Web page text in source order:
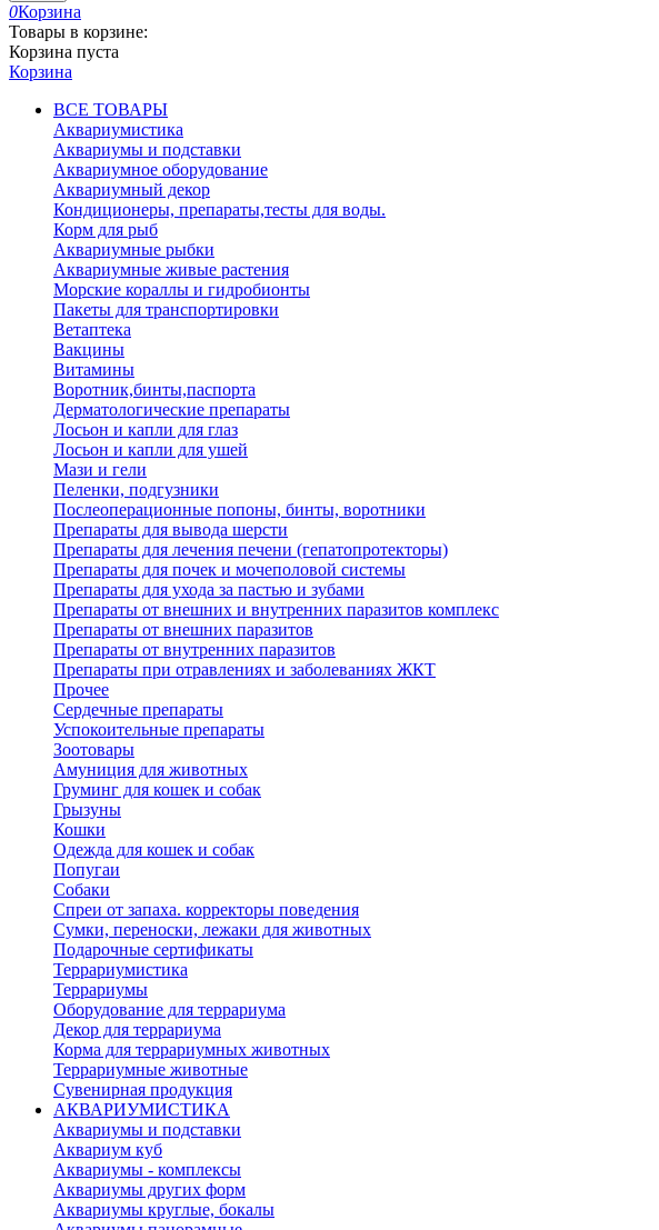
0Корзина
Товары в корзине:
Корзина пуста
Корзина
ВСЕ ТОВАРЫ
Аквариумистика
Аквариумы и подставки
Аквариумное оборудование
Аквариумный декор
Кондиционеры, препараты,тесты для воды.
Корм для рыб
Аквариумные рыбки
Аквариумные живые растения
Морские кораллы и гидробионты
Пакеты для транспортировки
Ветаптека
Вакцины
Витамины
Воротник,бинты,паспорта
Дерматологические препараты
Лосьон и капли для глаз
Лосьон и капли для ушей
Мази и гели
Пеленки, подгузники
Послеоперационные попоны, бинты, воротники
Препараты для вывода шерсти
Препараты для лечения печени (гепатопротекторы)
Препараты для почек и мочеполовой системы
Препараты для ухода за пастью и зубами
Препараты от внешних и внутренних паразитов комплекс
Препараты от внешних паразитов
Препараты от внутренних паразитов
Препараты при отравлениях и заболеваниях ЖКТ
Прочее
Сердечные препараты
Успокоительные препараты
Зоотовары
Амуниция для животных
Груминг для кошек и собак
Грызуны
Кошки
Одежда для кошек и собак
Попугаи
Собаки
Спреи от запаха. корректоры поведения
Сумки, переноски, лежаки для животных
Подарочные сертификаты
Террариумистика
Террариумы
Оборудование для террариума
Декор для террариума
Корма для террариумных животных
Террариумные животные
Сувенирная продукция
АКВАРИУМИСТИКА
Аквариумы и подставки
Аквариум куб
Аквариумы - комплексы
Аквариумы других форм
Аквариумы круглые, бокалы